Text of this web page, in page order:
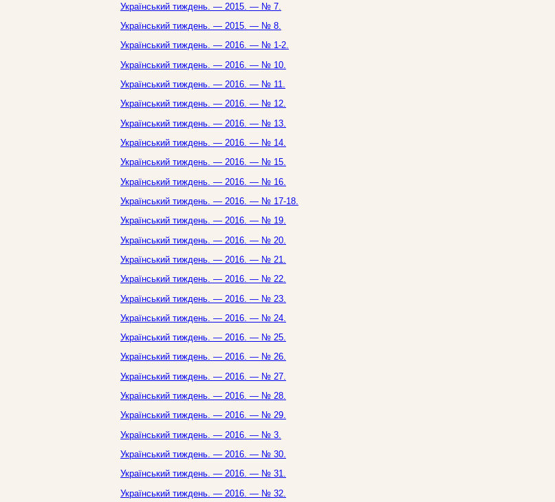
Український тиждень. — 2015. — № 7.
Український тиждень. — 2015. — № 8.
Український тиждень. — 2016. — № 1-2.
Український тиждень. — 2016. — № 10.
Український тиждень. — 2016. — № 11.
Український тиждень. — 2016. — № 12.
Український тиждень. — 2016. — № 13.
Український тиждень. — 2016. — № 14.
Український тиждень. — 2016. — № 15.
Український тиждень. — 2016. — № 16.
Український тиждень. — 2016. — № 17-18.
Український тиждень. — 2016. — № 19.
Український тиждень. — 2016. — № 20.
Український тиждень. — 2016. — № 21.
Український тиждень. — 2016. — № 22.
Український тиждень. — 2016. — № 23.
Український тиждень. — 2016. — № 24.
Український тиждень. — 2016. — № 25.
Український тиждень. — 2016. — № 26.
Український тиждень. — 2016. — № 27.
Український тиждень. — 2016. — № 28.
Український тиждень. — 2016. — № 29.
Український тиждень. — 2016. — № 3.
Український тиждень. — 2016. — № 30.
Український тиждень. — 2016. — № 31.
Український тиждень. — 2016. — № 32.